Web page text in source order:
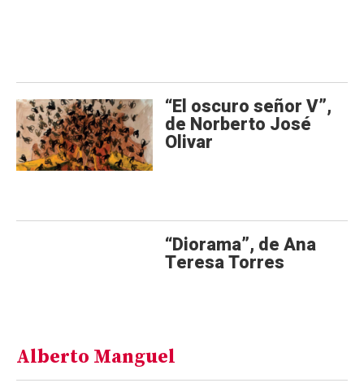
“El oscuro señor V”,
de Norberto José
Olivar
“Diorama”, de Ana
Teresa Torres
Alberto Manguel